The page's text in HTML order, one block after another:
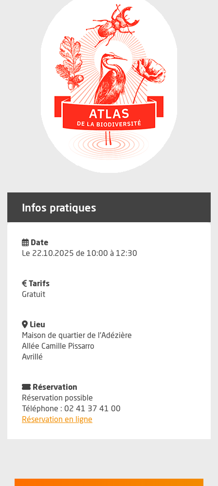
Infos pratiques
Date
Le 22.10.2025 de 10:00 à 12:30
Tarifs
Gratuit
Lieu
Maison de quartier de l'Adézière
Allée Camille Pissarro
Avrillé
Réservation
Réservation possible
Téléphone : 02 41 37 41 00
Réservation en ligne